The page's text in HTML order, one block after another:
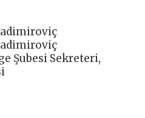
Şubesi Sekreteri,